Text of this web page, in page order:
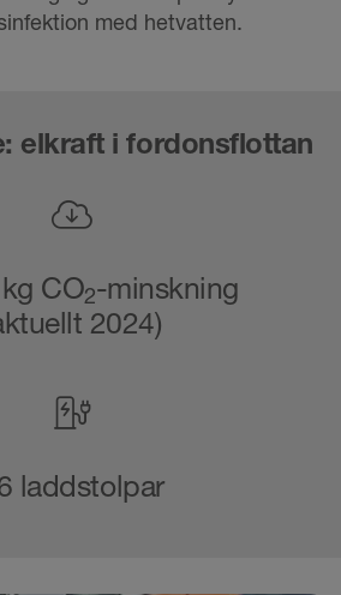
med hetvatten.
elkraft i fordonsflottan
CO2-minskning
2024)
laddstolpar